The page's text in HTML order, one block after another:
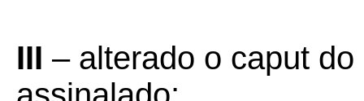
III – alterado o caput